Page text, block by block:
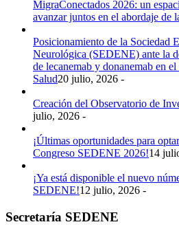
MigraConectados 2026: un
avanzar juntos en el abordaje de
Posicionamiento de la Sociedad
Neurológica (SEDENE) ante la
de lecanemab y donanemab en
Salud20 julio, 2026 -
Creación del Observatorio de
julio, 2026 -
¡Últimas oportunidades para
Congreso SEDENE 2026!14
¡Ya está disponible el nuevo
SEDENE!12 julio, 2026 -
Secretaría SEDENE